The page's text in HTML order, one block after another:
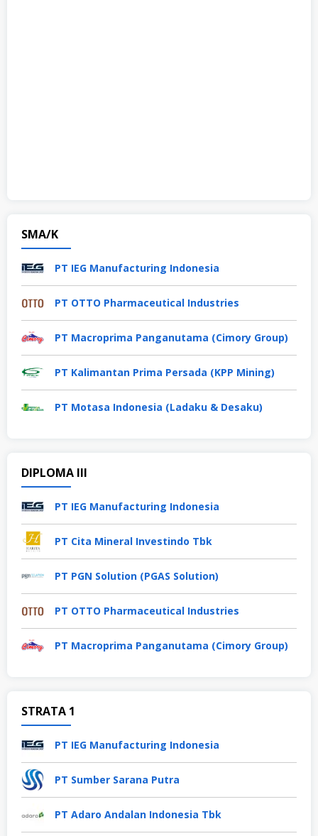
SMA/K
PT IEG Manufacturing Indonesia
PT OTTO Pharmaceutical Industries
PT Macroprima Panganutama (Cimory Group)
PT Kalimantan Prima Persada (KPP Mining)
PT Motasa Indonesia (Ladaku & Desaku)
DIPLOMA III
PT IEG Manufacturing Indonesia
PT Cita Mineral Investindo Tbk
PT PGN Solution (PGAS Solution)
PT OTTO Pharmaceutical Industries
PT Macroprima Panganutama (Cimory Group)
STRATA 1
PT IEG Manufacturing Indonesia
PT Sumber Sarana Putra
PT Adaro Andalan Indonesia Tbk